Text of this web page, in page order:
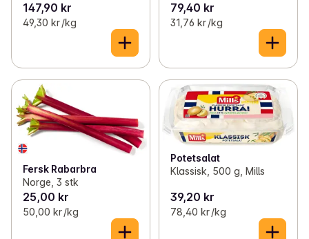
147,90 kr
49,30 kr /kg
79,40 kr
31,76 kr /kg
Fersk Rabarbra
Norge, 3 stk
25,00 kr
50,00 kr /kg
Potetsalat
Klassisk, 500 g, Mills
39,20 kr
78,40 kr /kg